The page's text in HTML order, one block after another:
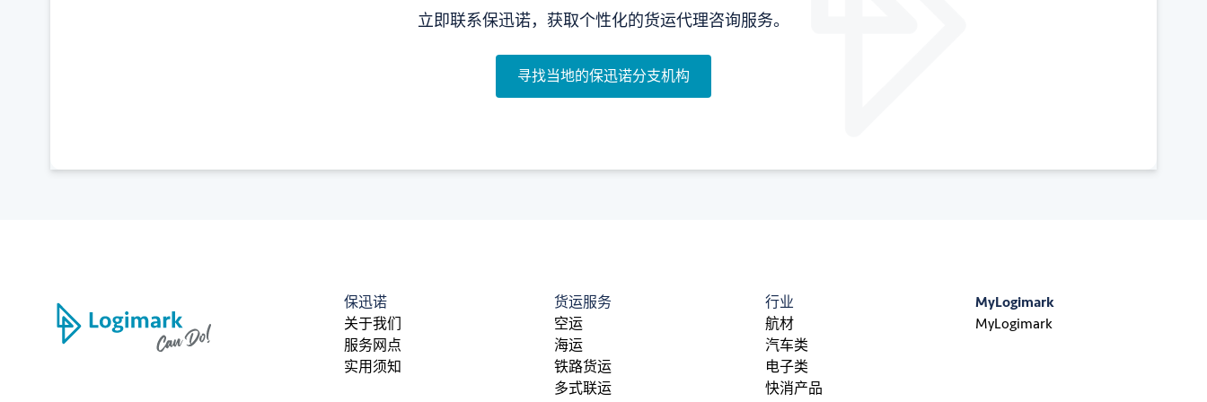
立即联系保迅诺，获取个性化的货运代理咨询服务。
寻找当地的保迅诺分支机构
保迅诺
关于我们
服务网点
实用须知
货运服务
空运
海运
铁路货运
多式联运
行业
航材
汽车类
电子类
快消产品
MyLogimark
MyLogimark